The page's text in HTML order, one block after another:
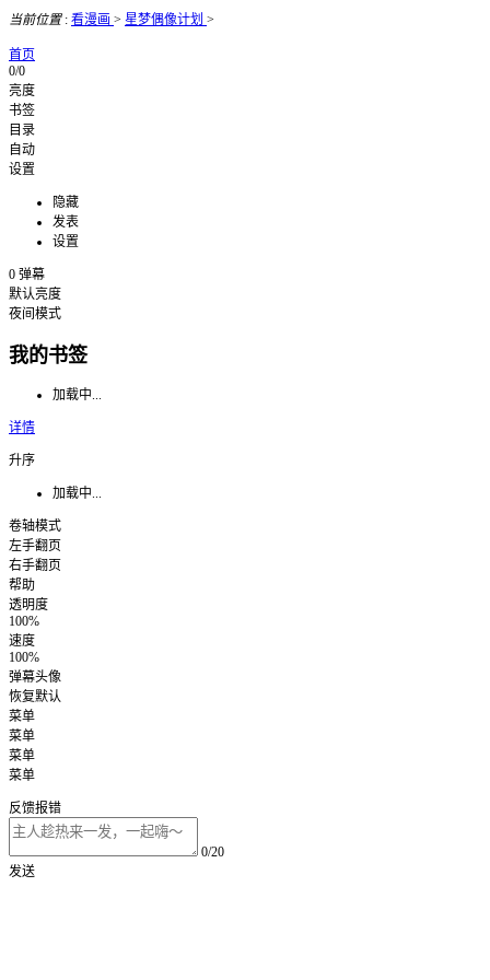
当前位置: 看漫画 > 星梦偶像计划 >
首页
0/0
亮度
书签
目录
自动
设置
隐藏
发表
设置
0 弹幕
默认亮度
夜间模式
我的书签
加载中...
详情
升序
加载中...
卷轴模式
左手翻页
右手翻页
帮助
透明度
100%
速度
100%
弹幕头像
恢复默认
菜单
菜单
菜单
菜单
反馈报错
0/20
发送